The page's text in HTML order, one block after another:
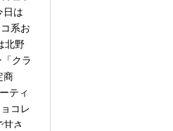
日は
系お
北野
クラ
商
ティ
コレ
さ